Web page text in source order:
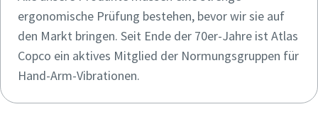
ergonomische Prüfung bestehen, bevor wir sie auf
den Markt bringen. Seit Ende der 70er-Jahre ist Atlas
Copco ein aktives Mitglied der Normungsgruppen für
Hand-Arm-Vibrationen.